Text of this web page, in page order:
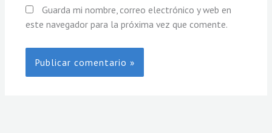
Guarda mi nombre, correo electrónico y web en
este navegador para la próxima vez que comente.